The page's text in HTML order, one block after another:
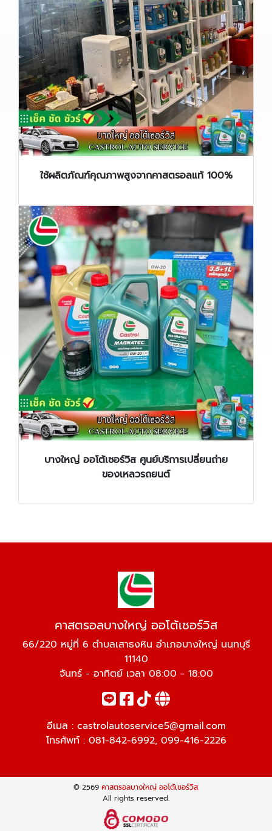
ใช้ผลิตภัณฑ์คุณภาพสูงจากคาสตรอลแท้ 100%
บางใหญ่ ออโต้เซอร์วิส ศูนย์บริการเปลี่ยนถ่าย
ของเหลวรถยนต์
คาสตรอลบางใหญ่ ออโต้เซอร์วิส
66/220 หมู่ที่ 6 ตำบลเสาธงหิน อำเภอบางใหญ่ นนทบุรี
11140
จันทร์ - อาทิตย์ เวลา 08:00 - 18:00
อีเมล : castrolautoservice5@gmail.com
โทรศัพท์ : 081-842-6992, 099-416-2226
© 2569คาสตรอลบางใหญ่ ออโต้เซอร์วิส
All rights reserved.